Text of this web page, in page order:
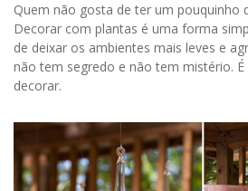
Quem não gosta de ter um pouquinho
Decorar com plantas é uma forma
de deixar os ambientes mais leves e
não tem segredo e não tem mistério.
decorar.